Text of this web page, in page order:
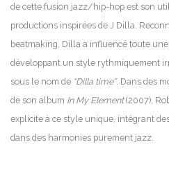
de cette fusion jazz/hip-hop est son
productions inspirées de J Dilla.
beatmaking, Dilla a influencé toute
développant un style rythmiquement
sous le nom de “Dilla time”. Dans des
de son album In My Element(2007),
explicite à ce style unique, intégrant
dans des harmonies purement jazz.